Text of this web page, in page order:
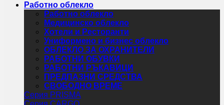
Работно облекло
Работно облекло
Медицинско облекло
Хотели и Ресторанти
Униформено и бизнес облекло
ОБЛЕКЛО ЗА ОХРАНИТЕЛИ
РАБОТНИ ОБУВКИ
РАБОТНИ РЪКАВИЦИ
ПРЕДПАЗНИ СРЕДСТВА
СВОБОДНО ВРЕМЕ
Серия PRISMA